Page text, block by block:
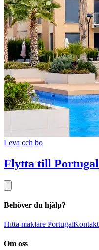
Leva och bo
Flytta till Portugal
Behöver du hjälp?
Hitta mäklare Portugal
Om oss